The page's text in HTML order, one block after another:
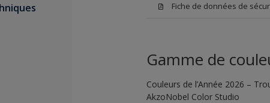
Fiche de données de
Gamme de
Couleurs de l’Année 2026 –
AkzoNobel Color Studio